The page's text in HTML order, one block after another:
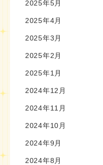
2025年5月
2025年4月
2025年3月
2025年2月
2025年1月
2024年12月
2024年11月
2024年10月
2024年9月
2024年8月